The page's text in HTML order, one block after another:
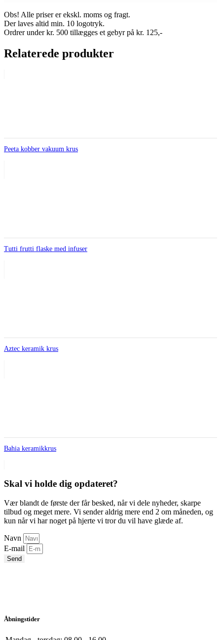
Obs! Alle priser er ekskl. moms og fragt.
Der laves altid min. 10 logotryk.
Ordrer under kr. 500 tillægges et gebyr på kr. 125,-
Relaterede produkter
Peeta kobber vakuum krus
Tutti frutti flaske med infuser
Aztec keramik krus
Bahia keramikkrus
Skal vi holde dig opdateret?
Vær blandt de første der får besked, når vi dele nyheder, skarpe
tilbud og meget mere. Vi sender aldrig mere end 2 om måneden, og
kun når vi har noget på hjerte vi tror du vil have glæde af.
Navn
E-mail
Send
Åbningstider